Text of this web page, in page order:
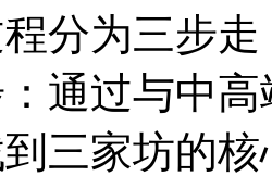
为三步走
过与中高
三家坊的